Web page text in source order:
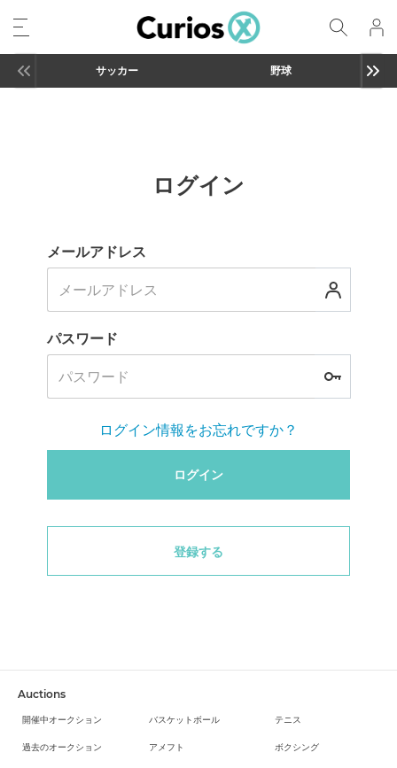
サッカー 野球
ログイン
メールアドレス
パスワード
ログイン情報をお忘れですか？
ログイン
登録する
Auctions
開催中オークション
過去のオークション
バスケットボール
アメフト
テニス
ボクシング